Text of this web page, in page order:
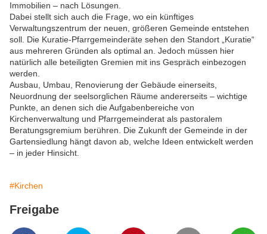
Immobilien – nach Lösungen.
Dabei stellt sich auch die Frage, wo ein künftiges
Verwaltungszentrum der neuen, größeren Gemeinde entstehen
soll. Die Kuratie-Pfarrgemeinderäte sehen den Standort „Kuratie“
aus mehreren Gründen als optimal an. Jedoch müssen hier
natürlich alle beteiligten Gremien mit ins Gespräch einbezogen
werden.
Ausbau, Umbau, Renovierung der Gebäude einerseits,
Neuordnung der seelsorglichen Räume andererseits – wichtige
Punkte, an denen sich die Aufgabenbereiche von
Kirchenverwaltung und Pfarrgemeinderat als pastoralem
Beratungsgremium berühren. Die Zukunft der Gemeinde in der
Gartensiedlung hängt davon ab, welche Ideen entwickelt werden
– in jeder Hinsicht.
#Kirchen
Freigabe